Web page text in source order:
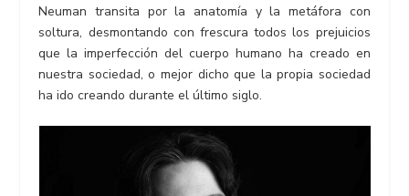
Neuman transita por la anatomía y la metáfora con
soltura, desmontando con frescura todos los prejuicios
que la imperfección del cuerpo humano ha creado en
nuestra sociedad, o mejor dicho que la propia sociedad
ha ido creando durante el último siglo.